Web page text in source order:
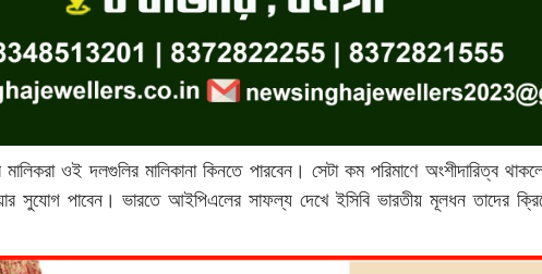
ওই দলগুলির মালিকানা কিনতে পারবেন। সেটা কম পরিমাণে অংশীদারিত্ব
সুযোগ পাবেন। ভারতে আইপিএলের সাফল্য দেখে ইসিবি ভারতীয় মূলধন তাদের